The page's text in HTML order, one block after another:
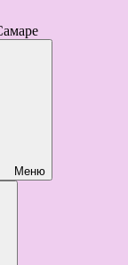
Меню